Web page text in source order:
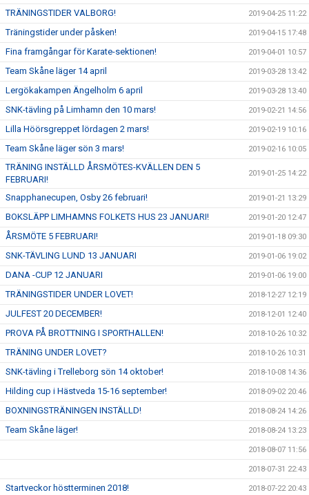
TRÄNINGSTIDER VALBORG! 2019-04-25 11:22
Träningstider under påsken! 2019-04-15 17:48
Fina framgångar för Karate-sektionen! 2019-04-01 10:57
Team Skåne läger 14 april 2019-03-28 13:42
Lergökakampen Ängelholm 6 april 2019-03-28 13:40
SNK-tävling på Limhamn den 10 mars! 2019-02-21 14:56
Lilla Höörsgreppet lördagen 2 mars! 2019-02-19 10:16
Team Skåne läger sön 3 mars! 2019-02-16 10:05
TRÄNING INSTÄLLD ÅRSMÖTES-KVÄLLEN DEN 5
FEBRUARI!
2019-01-25 14:22
Snapphanecupen, Osby 26 februari! 2019-01-21 13:29
BOKSLÄPP LIMHAMNS FOLKETS HUS 23 JANUARI! 2019-01-20 12:47
ÅRSMÖTE 5 FEBRUARI! 2019-01-18 09:30
SNK-TÄVLING LUND 13 JANUARI 2019-01-06 19:02
DANA -CUP 12 JANUARI 2019-01-06 19:00
TRÄNINGSTIDER UNDER LOVET! 2018-12-27 12:19
JULFEST 20 DECEMBER! 2018-12-01 12:40
PROVA PÅ BROTTNING I SPORTHALLEN! 2018-10-26 10:32
TRÄNING UNDER LOVET? 2018-10-26 10:31
SNK-tävling i Trelleborg sön 14 oktober! 2018-10-08 14:36
Hilding cup i Hästveda 15-16 september! 2018-09-02 20:46
BOXNINGSTRÄNINGEN INSTÄLLD! 2018-08-24 14:26
Team Skåne läger! 2018-08-24 13:23
2018-08-07 11:56
2018-07-31 22:43
Startveckor höstterminen 2018! 2018-07-22 20:43